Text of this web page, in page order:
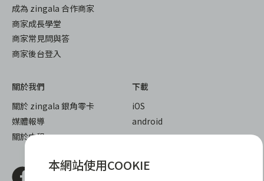
成為 zingala 合作商家
商家成長學堂
商家常見問與答
商家後台登入
關於我們
關於 zingala 銀角零卡
媒體報導
關於中租
下載
iOS
android
本網站使用COOKIE